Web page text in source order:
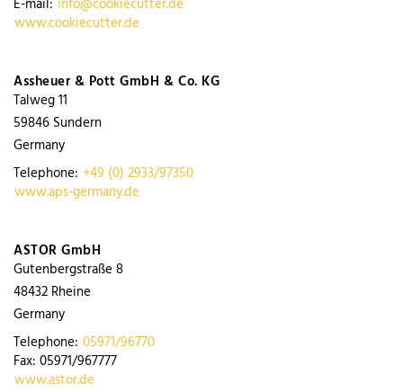
E-mail: info@cookiecutter.de
www.cookiecutter.de
Assheuer & Pott GmbH & Co. KG
Talweg 11
59846 Sundern
Germany
Telephone: +49 (0) 2933/97350
www.aps-germany.de
ASTOR GmbH
Gutenbergstraße 8
48432 Rheine
Germany
Telephone: 05971/96770
Fax: 05971/967777
www.astor.de